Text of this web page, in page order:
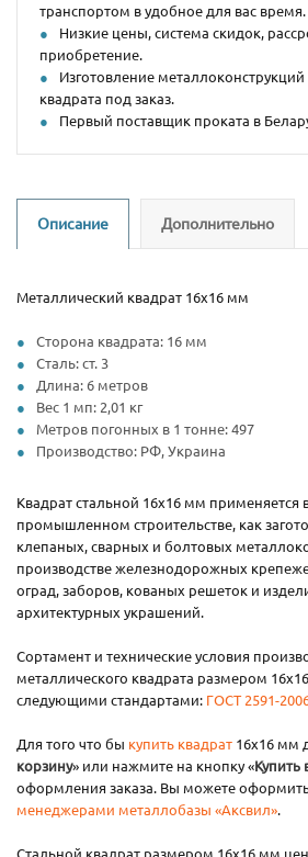
транспортом в удобное для вас время.
Низкие цены, система скидок,
приобретение.
Изготовление
квадрата под заказ.
Первый поставщик проката в
Описание Дополнительно
Металлический квадрат 16х16 мм
Сторона квадрата: 16 мм
Сталь: ст. 3
Длина: 6 метров
Вес 1 мп: 2,01 кг
Метров погонных в 1 тонне: 497
Производство: РФ, Украина
Квадрат стальной 16x16 мм применяется
промышленном строительстве, как
клепаных, сварных и болтовых
производстве железнодорожных
оград, заборов, кованых решеток и
архитектурных украшений.
Сортамент и технические условия
металлического квадрата размером
следующими стандартами: ГОСТ 2591-
Для того что бы купить квадрат 16х16 мм
корзину» или нажмите на кнопку «Купить
оформления заказа. Вы можете оформить
менеджерами металлобазы «Аксвил».
Стальной квадрат размером 16х16 мм